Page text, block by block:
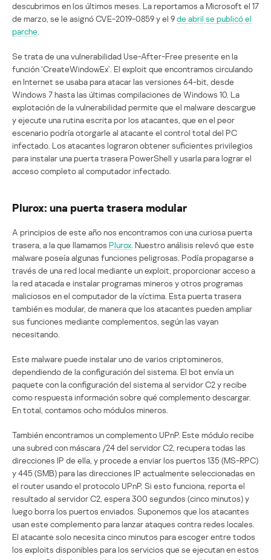
descubrimos en los últimos meses. La reportamos a Microsoft el 17
de marzo, se le asignó CVE-2019-0859 y el 9de abril se publicó el
parche
Se trata de una vulnerabilidad Use-After-Free presente en la
función ‘CreateWindowEx’. El exploit que encontramos circulando
en Internet se usaba para atacar las versiones 64-bit, desde
Windows 7 hasta las últimas compilaciones de Windows 10. La
explotación de la vulnerabilidad permite que el malware descargue
y ejecute una rutina escrita por los atacantes, que en el peor
escenario podría otorgarle al atacante el control total del PC
infectado. Los atacantes lograron obtener suficientes privilegios
para instalar una puerta trasera PowerShell y usarla para lograr el
acceso completo al computador infectado.
Plurox: una puerta trasera modular
A principios de este año nos encontramos con una curiosa puerta
trasera, a la que llamamos Plurox . Nuestro análisis relevó que este
malware poseía algunas funciones peligrosas. Podía propagarse a
través de una red local mediante un exploit, proporcionar acceso a
la red atacada e instalar programas mineros y otros programas
maliciosos en el computador de la víctima. Esta puerta trasera
también es modular, de manera que los atacantes pueden ampliar
sus funciones mediante complementos, según las vayan
necesitando.
Este malware puede instalar uno de varios criptomineros,
dependiendo de la configuración del sistema. El bot envía un
paquete con la configuración del sistema al servidor C2 y recibe
como respuesta información sobre qué complemento descargar.
En total, contamos ocho módulos mineros.
También encontramos un complemento UPnP. Este módulo recibe
una subred con máscara /24 del servidor C2, recupera todas las
direcciones IP de ella, y procede a enviar los puertos 135 (MS-RPC)
y 445 (SMB) para las direcciones IP actualmente seleccionadas en
el router usando el protocolo UPnP. Si esto funciona, reporta el
resultado al servidor C2, espera 300 segundos (cinco minutos) y
luego borra los puertos enviados. Suponemos que los atacantes
usan este complemento para lanzar ataques contra redes locales.
El atacante solo necesita cinco minutos para escoger entre todos
los exploits disponibles para los servicios que se ejecutan en estos